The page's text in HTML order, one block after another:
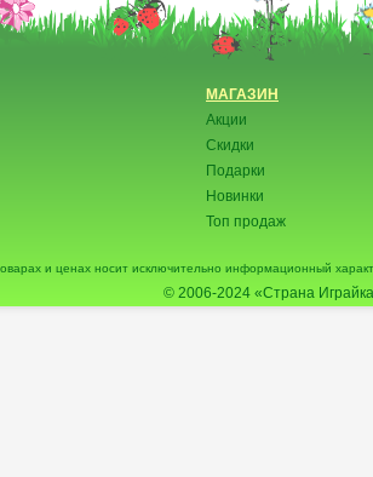
МАГАЗИН
Акции
Скидки
Подарки
Новинки
Топ продаж
и ценах носит исключительно информационный
© 2006-2024 «Страна